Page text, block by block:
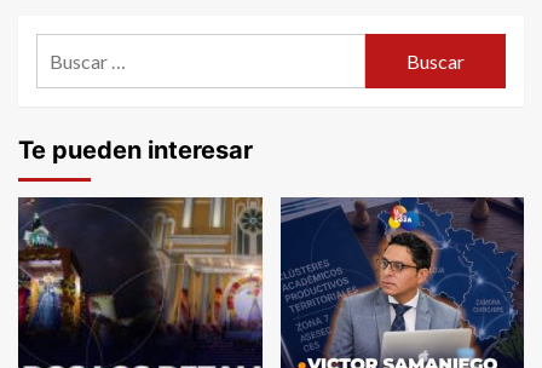
entradas
Te pueden interesar